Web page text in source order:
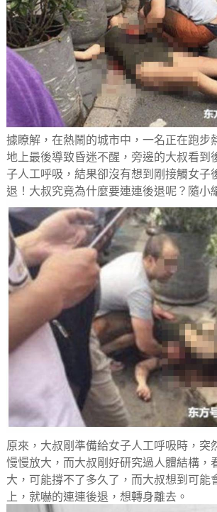
據瞭解，在熱鬧的城市中，一名正在跑步
地上最後導致昏迷不醒，旁邊的大叔看到
子人工呼吸，結果卻沒有想到剛接觸女子
退！大叔究竟為什麼要連連後退呢？隨小
原來，大叔剛準備給女子人工呼吸時，突
慢慢放大，而大叔剛好研究過人體結構，
大，可能撐不了多久了，而大叔想到可能
上，就嚇的連連後退，想轉身離去。